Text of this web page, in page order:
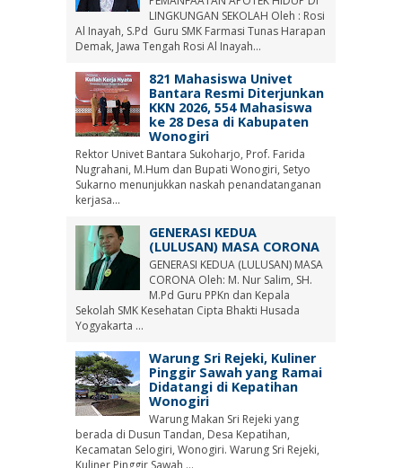
LINGKUNGAN SEKOLAH Oleh : Rosi
Al Inayah, S.Pd Guru SMK Farmasi Tunas Harapan
Demak, Jawa Tengah Rosi Al Inayah...
821 Mahasiswa Univet
Bantara Resmi Diterjunkan
KKN 2026, 554 Mahasiswa
ke 28 Desa di Kabupaten
Wonogiri
Rektor Univet Bantara Sukoharjo, Prof. Farida
Nugrahani, M.Hum dan Bupati Wonogiri, Setyo
Sukarno menunjukkan naskah penandatanganan
kerjasa...
GENERASI KEDUA
(LULUSAN) MASA CORONA
GENERASI KEDUA (LULUSAN) MASA
CORONA Oleh: M. Nur Salim, SH.
M.Pd Guru PPKn dan Kepala
Sekolah SMK Kesehatan Cipta Bhakti Husada
Yogyakarta ...
Warung Sri Rejeki, Kuliner
Pinggir Sawah yang Ramai
Didatangi di Kepatihan
Wonogiri
Warung Makan Sri Rejeki yang
berada di Dusun Tandan, Desa Kepatihan,
Kecamatan Selogiri, Wonogiri. Warung Sri Rejeki,
Kuliner Pinggir Sawah ...